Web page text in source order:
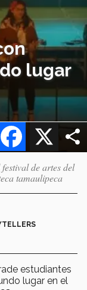
lugar
X
Facebook
de artes del
tamaulipeca
estudiantes
lugar en el